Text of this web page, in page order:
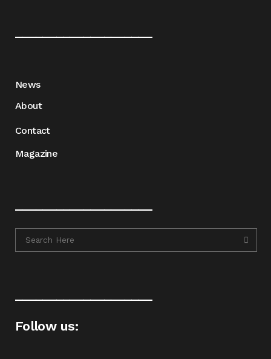
News
About
Contact
Magazine
Follow us: